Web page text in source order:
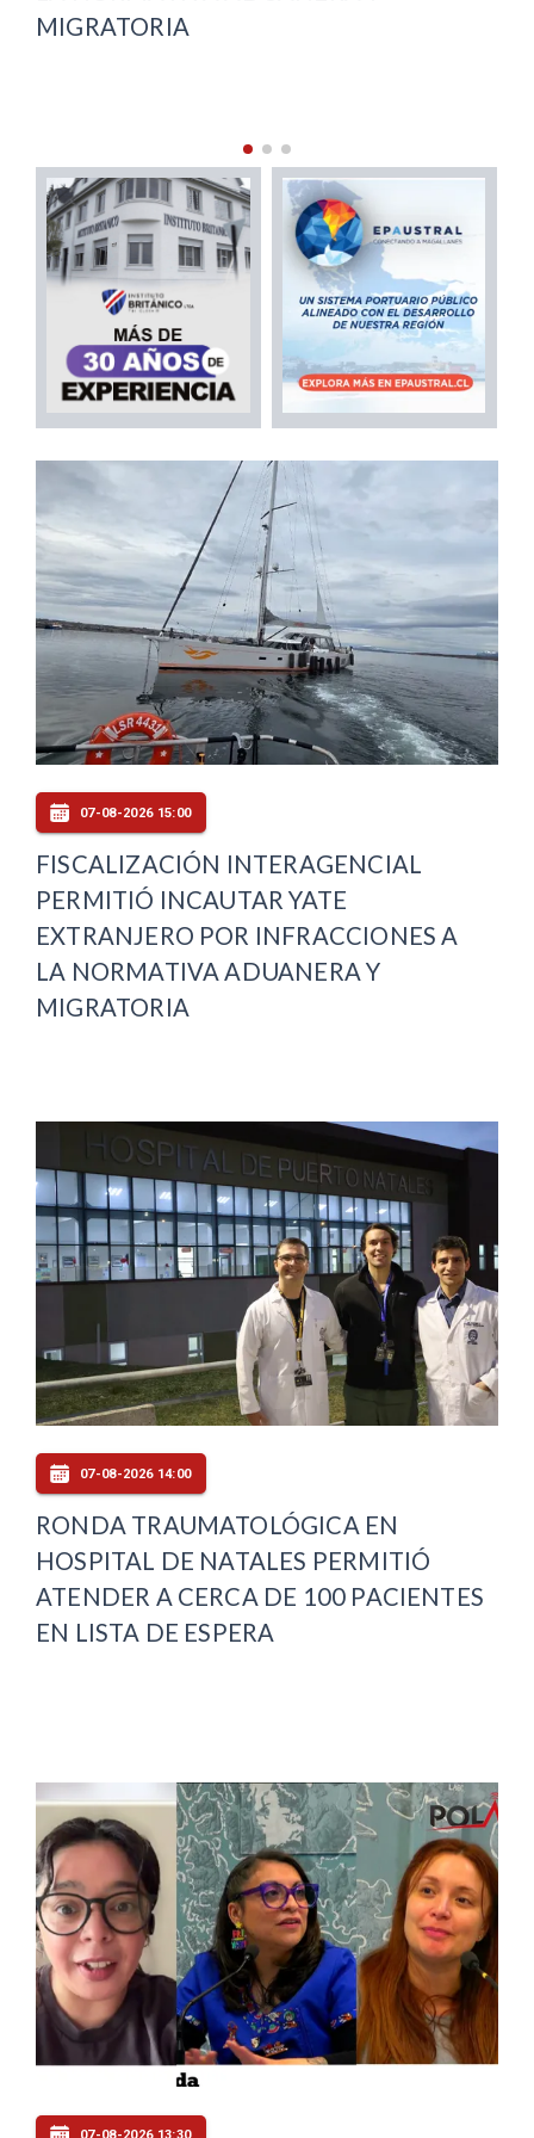
07-08-2026 15:00
FISCALIZACIÓN INTERAGENCIAL
PERMITIÓ INCAUTAR YATE
EXTRANJERO POR INFRACCIONES A
LA NORMATIVA ADUANERA Y
MIGRATORIA
07-08-2026 14:00
RONDA TRAUMATOLÓGICA EN
HOSPITAL DE NATALES PERMITIÓ
ATENDER A CERCA DE 100 PACIENTES
EN LISTA DE ESPERA
07-08-2026 13:30